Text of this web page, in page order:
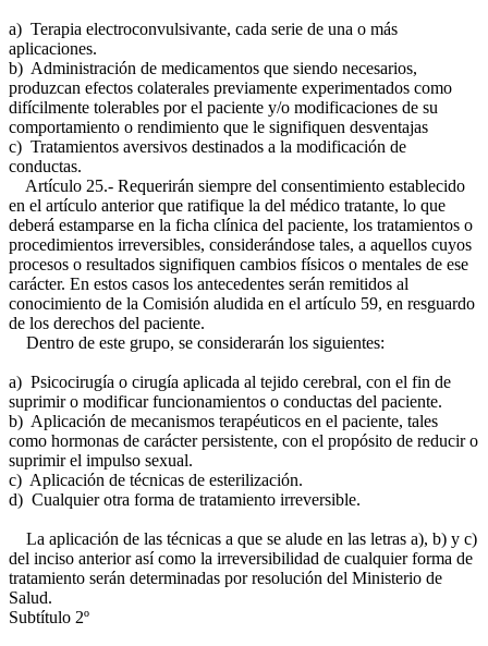
a) Terapia electroconvulsivante, cada serie de una o más
aplicaciones.
b) Administración de medicamentos que siendo necesarios,
produzcan efectos colaterales previamente experimentados como
difícilmente tolerables por el paciente y/o modificaciones de su
comportamiento o rendimiento que le signifiquen desventajas
c) Tratamientos aversivos destinados a la modificación de
conductas.
Artículo 25.- Requerirán siempre del consentimiento establecido
en el artículo anterior que ratifique la del médico tratante, lo que
deberá estamparse en la ficha clínica del paciente, los tratamientos o
procedimientos irreversibles, considerándose tales, a aquellos cuyos
procesos o resultados signifiquen cambios físicos o mentales de ese
carácter. En estos casos los antecedentes serán remitidos al
conocimiento de la Comisión aludida en el artículo 59, en resguardo
de los derechos del paciente.
Dentro de este grupo, se considerarán los siguientes:
a) Psicocirugía o cirugía aplicada al tejido cerebral, con el fin de
suprimir o modificar funcionamientos o conductas del paciente.
b) Aplicación de mecanismos terapéuticos en el paciente, tales
como hormonas de carácter persistente, con el propósito de reducir o
suprimir el impulso sexual.
c) Aplicación de técnicas de esterilización.
d) Cualquier otra forma de tratamiento irreversible.
La aplicación de las técnicas a que se alude en las letras a), b) y c)
del inciso anterior así como la irreversibilidad de cualquier forma de
tratamiento serán determinadas por resolución del Ministerio de
Salud.
Subtítulo 2º